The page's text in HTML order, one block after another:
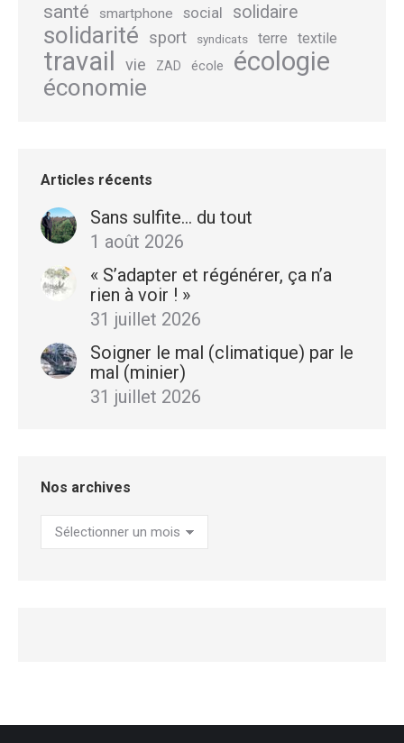
santé smartphone social solidaire
solidarité sport syndicats terre textile
travail vie ZAD école écologie
économie
Articles récents
Sans sulfite… du tout
1 août 2026
« S’adapter et régénérer, ça n’a
rien à voir ! »
31 juillet 2026
Soigner le mal (climatique) par le
mal (minier)
31 juillet 2026
Nos archives
Nos
archives